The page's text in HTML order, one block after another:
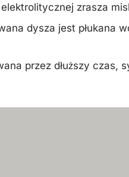
elektrolitycznej zrasza
dysza jest płukana
przez dłuższy czas,